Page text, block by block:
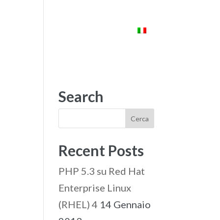
Search
Recent Posts
PHP 5.3 su Red Hat
Enterprise Linux
(RHEL) 4 14 Gennaio